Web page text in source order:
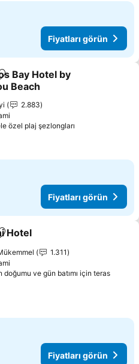
Fiyatları görün
ekle
Bay Hotel by
Beach
2.883
özel plaj şezlongları
Fiyatları görün
ekle
Hotel
1.311
doğumu ve gün batımı için teras
Fiyatları görün